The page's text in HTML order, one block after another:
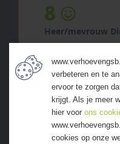
8
Heer/mevrouw
"Ruim
geholpen."
previousverbeteren en te
ervoor te zorgen
krijgt. Als je meer
hier voor ons
cookies op onze